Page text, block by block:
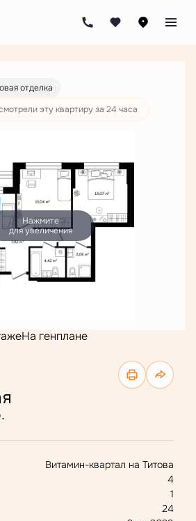
10 721 000 руб.
8 202 000 руб.
отделка
эту квартиру за 24 часа
Нажмите
для увеличения
На генплане
Витамин-квартал на Титова
4
1
24